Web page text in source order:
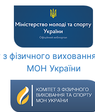
з фізичного
МОН України